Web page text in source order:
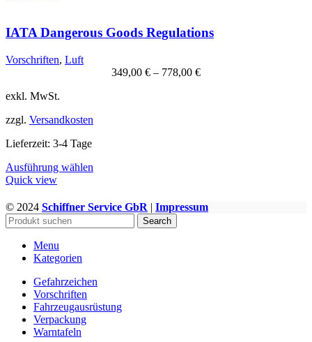
Varianten
Optionen
IATA Dangerous Goods Regulations
Vorschriften, Luft
349,00 € – 778,00 €
exkl. MwSt.
zzgl. Versandkosten
Lieferzeit: 3-4 Tage
Ausführung wählen
mehrere
Varianten
auf.
auf
Produktseite
Quick view
WWW.GEFAHRGUTZUBEHOER.DE
© 2024 Schiffner Service GbR | Impressum
Search
Menu
Kategorien
Gefahrzeichen
Vorschriften
Fahrzeugausrüstung
Verpackung
Warntafeln